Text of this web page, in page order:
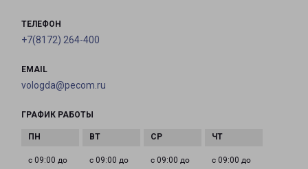
ТЕЛЕФОН
+7(8172) 264-400
EMAIL
vologda@pecom.ru
ГРАФИК РАБОТЫ
с 09:00 до
с 09:00 до
с 09:00 до
с 09:00 до